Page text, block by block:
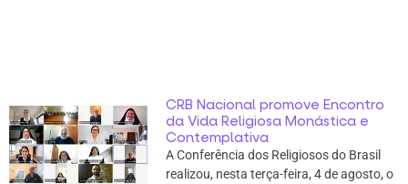
CRB Nacional promove Encontro
da Vida Religiosa Monástica e
Contemplativa
A Conferência dos Religiosos do Brasil
realizou, nesta terça-feira, 4 de agosto, o